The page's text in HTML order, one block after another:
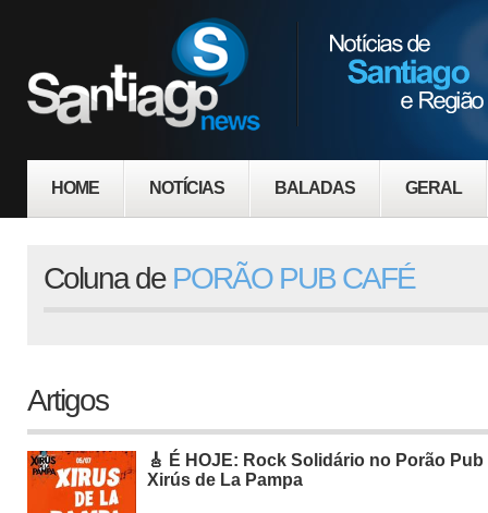
HOME NOTÍCIAS BALADAS GERAL
Coluna de PORÃO PUB CAFÉ
Artigos
🎸 É HOJE: Rock Solidário no Porão
Xirús de La Pampa